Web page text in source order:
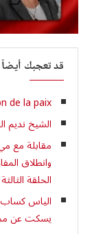
قد تعجبك أيضاً
de la paix
الشيخ نديم
مقابلة مع
وانطلاق
الحلقة الثالثة
الياس كساب
يسكت عن